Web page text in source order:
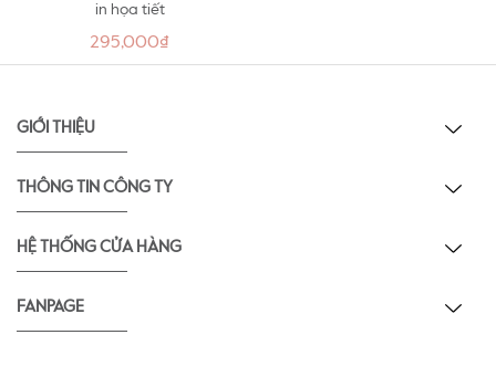
in họa tiết
295,000₫
GIỚI THIỆU
THÔNG TIN CÔNG TY
HỆ THỐNG CỬA HÀNG
FANPAGE